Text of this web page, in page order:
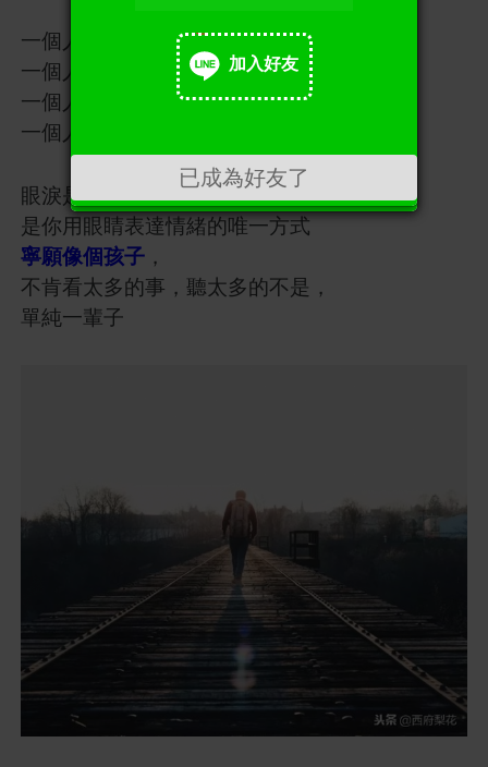
加入好友
已成為好友了
一個人走，一個人睡，
一個人思索，一個人沉醉
一個人忙，一個人累，
一個人煩躁，一個人體會
眼淚是當你無法解釋的心碎，
是你用眼睛表達情緒的唯一方式
寧願像個孩子 ，
不肯看太多的事，聽太多的不是，
單純一輩子